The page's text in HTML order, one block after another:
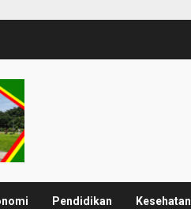
Pendidikan Kesehatan